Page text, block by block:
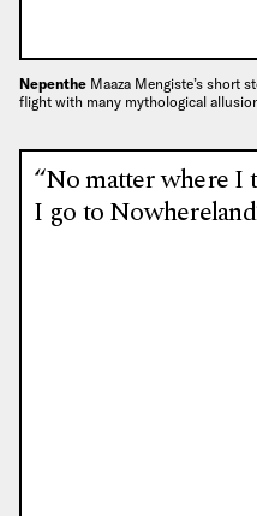
Nepenthe Maaza Mengiste’s short
flight with many mythological
“No matter where I
I go to